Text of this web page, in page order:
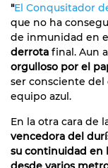
"El Conqusitador
que no ha
de inmunidad en
derrota final. Aun
orgulloso por el
ser consciente del
equipo azul.
En la otra cara de
vencedora del
su continuidad en